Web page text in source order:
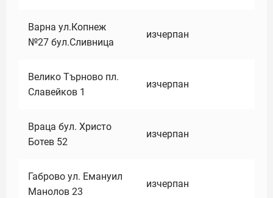
Варна ул.Копнеж
№27 бул.Сливница
изчерпан
Велико Търново пл.
Славейков 1
изчерпан
Враца бул. Христо
Ботев 52
изчерпан
Габрово ул. Емануил
Манолов 23
изчерпан